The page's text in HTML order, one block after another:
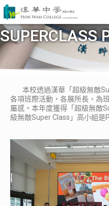
SUPERCLASS
本校透過漢華「超級無敵
各項班際活動，各展所長，為
屬感。本年度獲得「超級無敵
級無敵Super Class」高小組是